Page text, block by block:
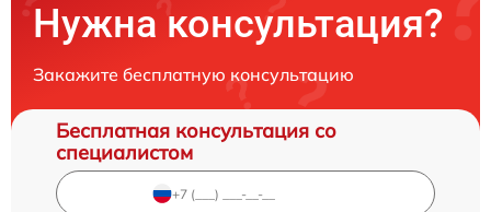
Нужна консультация?
Закажите бесплатную консультацию
Бесплатная консультация со
специалистом